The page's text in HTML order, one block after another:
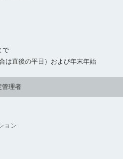
で
は直後の平日）および年末年始
管理者
ョン